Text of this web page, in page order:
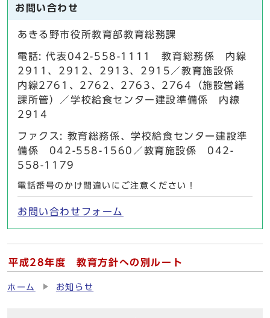
お問い合わせ
あきる野市役所教育部教育総務課
電話: 代表042-558-1111 教育総務係 内線
2911、2912、2913、2915／教育施設係
内線2761、2762、2763、2764（施設営繕
課所管）／学校給食センター建設準備係 内線
2914
ファクス: 教育総務係、学校給食センター建設準
備係 042-558-1560／教育施設係 042-
558-1179
電話番号のかけ間違いにご注意ください！
お問い合わせフォーム
平成28年度 教育方針への別ルート
ホーム お知らせ